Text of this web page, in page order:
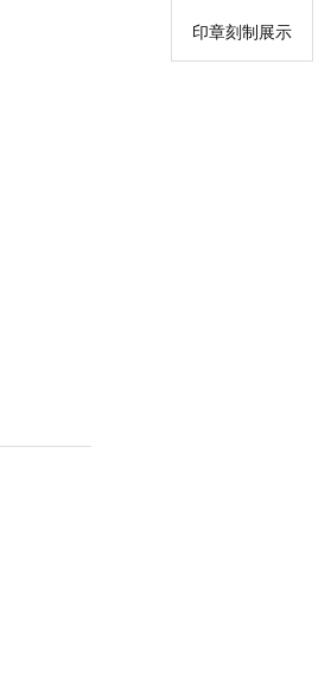
印章刻制展示